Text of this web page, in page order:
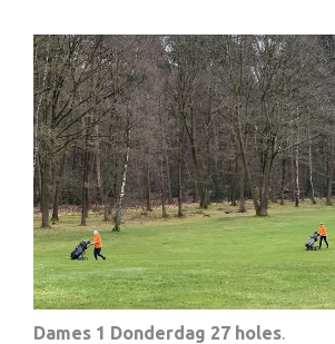
Dames 1 Donderdag 27 holes